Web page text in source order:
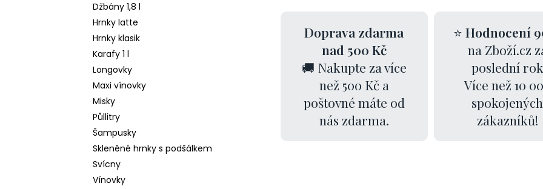
Džbány 1,8 l
Hrnky latte
Hrnky klasik
Karafy 1 l
Longovky
Maxi vínovky
Misky
Půllitry
Šampusky
Skleněné hrnky s podšálkem
Svícny
Vínovky
Doprava zdarma
nad 500 Kč
🚚 Nakupte za více
než 500 Kč a
poštovné máte od
nás zdarma.
⭐ Hodnocení
na Zboží.cz
poslední rok
Více než 10
spokojených
zákazníků!